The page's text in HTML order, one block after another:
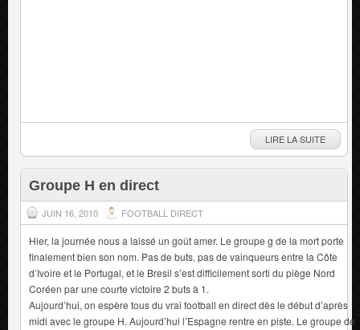
LIRE LA SUITE
Groupe H en direct
JUIN 16, 2010 FOOTBALL DIRECT
Hier, la journée nous a laissé un goût amer. Le groupe g de la mort porte
finalement bien son nom. Pas de buts, pas de vainqueurs entre la Côte
d’Ivoire et le Portugal, et le Bresil s’est difficilement sorti du piège Nord
Coréen par une courte victoire 2 buts à 1.
Aujourd’hui, on espère tous du vrai football en direct dès le début d’après
midi avec le groupe H. Aujourd’hui l’Espagne rentre en piste. Le groupe de